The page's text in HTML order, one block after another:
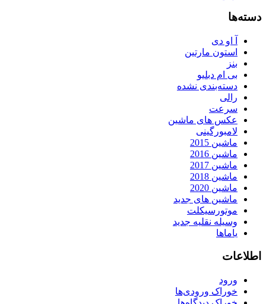
دسته‌ها
آ او دی
استون مارتین
بنز
بی ام دبلیو
دسته‌بندی نشده
رالی
سرعت
عکس های ماشین
لامبورگینی
ماشین 2015
ماشین 2016
ماشین 2017
ماشین 2018
ماشین 2020
ماشین های جدید
موتورسیکلت
وسیله نقلیه جدید
یاماها
اطلاعات
ورود
خوراک ورودی‌ها